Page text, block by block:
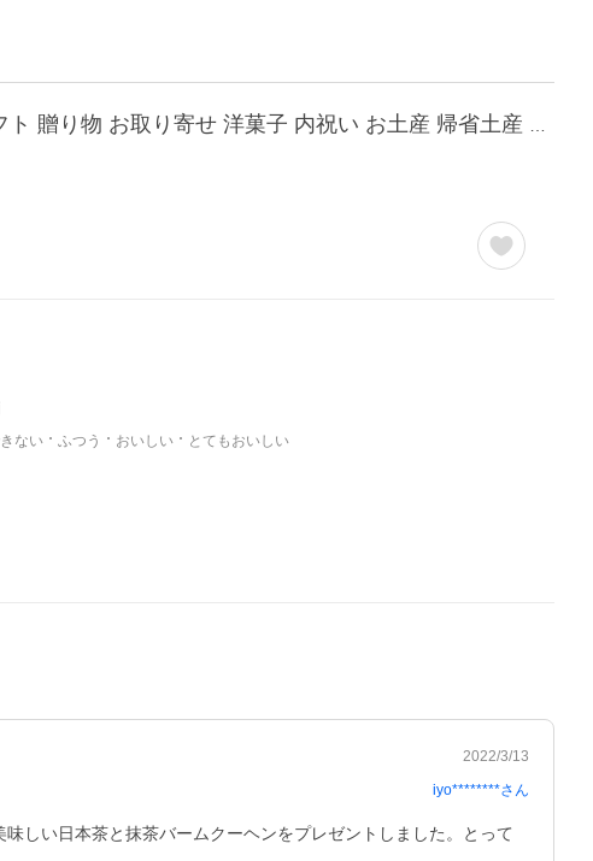
ない ふつう おいしい とてもおいしい
2022/3/13
iyo********さん
しい日本茶と抹茶バームクーヘンをプレゼントしました。とって